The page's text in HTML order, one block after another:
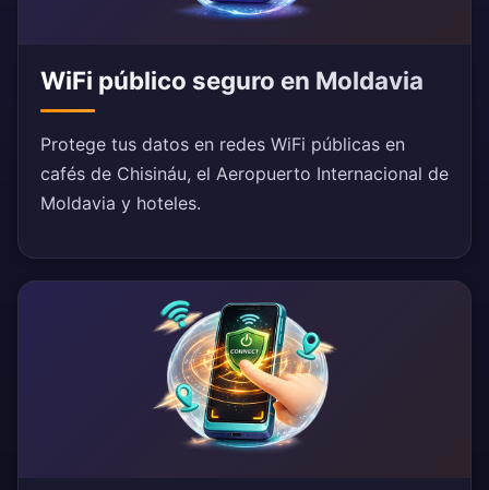
WiFi público seguro en Moldavia
Protege tus datos en redes WiFi públicas en
cafés de Chisináu, el Aeropuerto Internacional de
Moldavia y hoteles.